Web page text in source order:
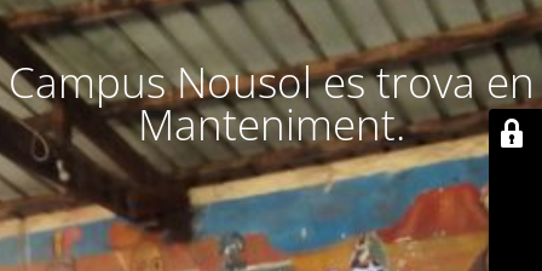
Campus Nousol es trova en
Manteniment.